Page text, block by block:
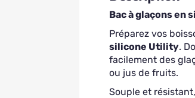
Bac à glaçons en
Préparez vos
silicone Utility.
facilement des
ou jus de fruits.
Souple et